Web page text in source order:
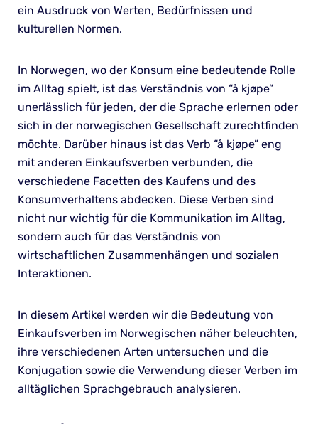
ein Ausdruck von Werten, Bedürfnissen und
kulturellen Normen.
In Norwegen, wo der Konsum eine bedeutende Rolle
im Alltag spielt, ist das Verständnis von “å kjøpe”
unerlässlich für jeden, der die Sprache erlernen oder
sich in der norwegischen Gesellschaft zurechtfinden
möchte. Darüber hinaus ist das Verb “å kjøpe” eng
mit anderen Einkaufsverben verbunden, die
verschiedene Facetten des Kaufens und des
Konsumverhaltens abdecken. Diese Verben sind
nicht nur wichtig für die Kommunikation im Alltag,
sondern auch für das Verständnis von
wirtschaftlichen Zusammenhängen und sozialen
Interaktionen.
In diesem Artikel werden wir die Bedeutung von
Einkaufsverben im Norwegischen näher beleuchten,
ihre verschiedenen Arten untersuchen und die
Konjugation sowie die Verwendung dieser Verben im
alltäglichen Sprachgebrauch analysieren.